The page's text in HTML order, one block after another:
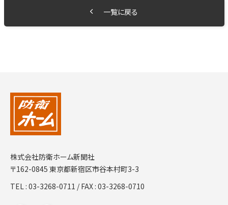
一覧に戻る
株式会社防衛ホーム新聞社
〒162-0845 東京都新宿区市谷本村町3-3
TEL :03-3268-0711 / FAX : 03-3268-0710